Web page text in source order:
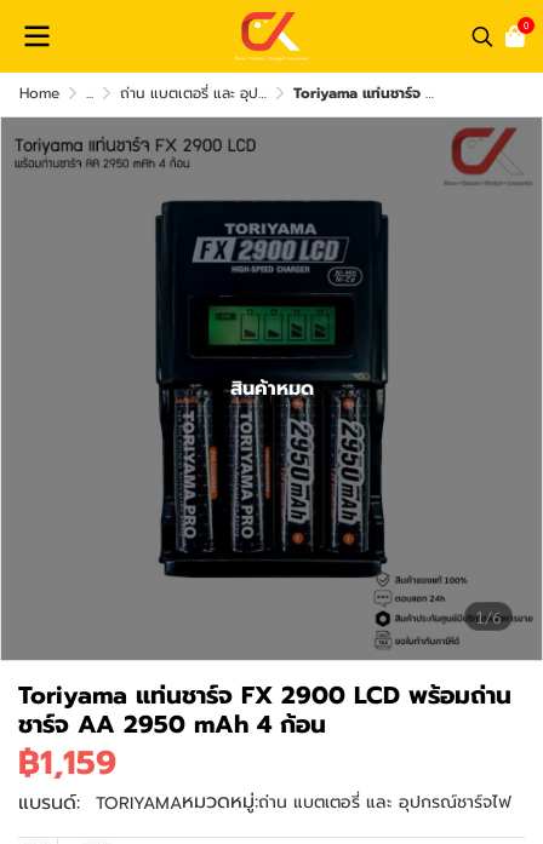
0
Home ... ถ่าน แบตเตอรี่ และ อุปกรณ์ชาร์จไฟ Toriyama แท่นชาร์จ FX 2900 LCD พร้อมถ่านชาร์จ AA 2950 mAh 4 ก้อน
1/6
สินค้าหมด
Toriyama แท่นชาร์จ FX 2900 LCD พร้อมถ่าน
ชาร์จ AA 2950 mAh 4 ก้อน
฿1,159
แบรนด์: TORIYAMAหมวดหมู่:ถ่าน แบตเตอรี่ และ อุปกรณ์ชาร์จไฟ